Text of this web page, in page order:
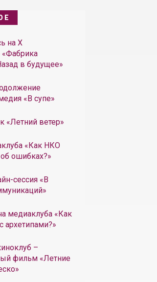
на X
в будущее»
«В супе»
«Летний ветер»
«Как НКО
ошибках?»
сессия «В
медиаклуба «Как
архетипами?»
–
фильм «Летние